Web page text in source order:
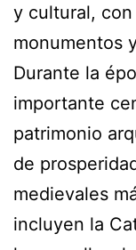
y cultural,
monumentos
Durante la
importante
patrimonio
de
medievales
incluyen la